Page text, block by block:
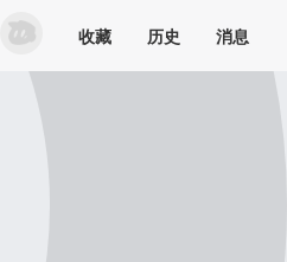
收藏 历史 消息